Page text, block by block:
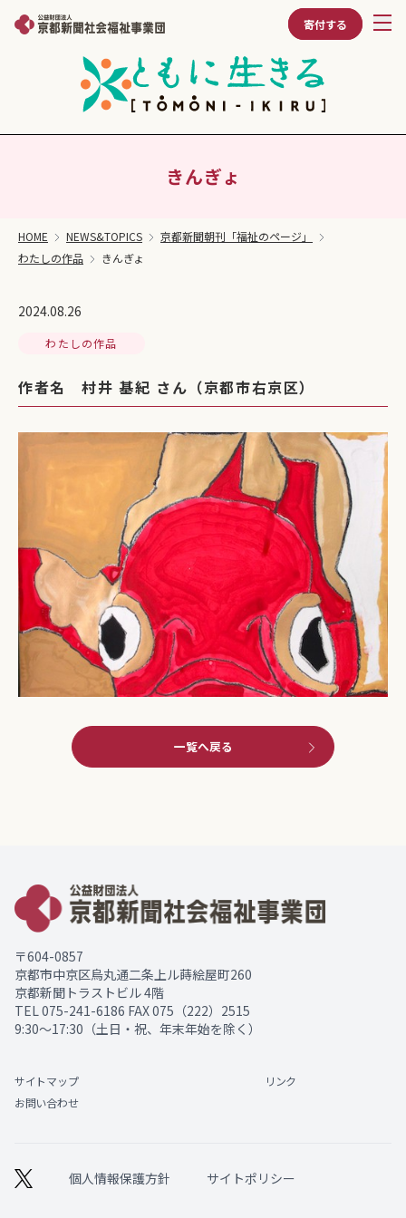
寄付する
きんぎょ
HOME NEWS&TOPICS
京都新聞朝刊「福祉のページ」
わたしの作品
きんぎょ
2024.08.26
わたしの作品
作者名 村井 基紀 さん（京都市右京区）
一覧へ戻る
〒604-0857
京都市中京区烏丸通二条上ル蒔絵屋町260
京都新聞トラストビル 4階
TEL 075-241-6186 FAX 075（222）2515
9:30～17:30（土日・祝、年末年始を除く）
サイトマップ
リンク
お問い合わせ
個人情報保護方針 サイトポリシー